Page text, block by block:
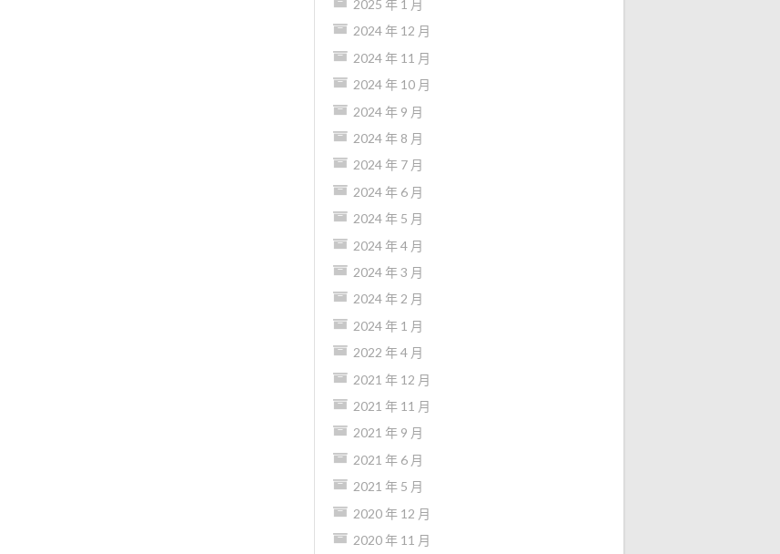
2025 年 1 月
2024 年 12 月
2024 年 11 月
2024 年 10 月
2024 年 9 月
2024 年 8 月
2024 年 7 月
2024 年 6 月
2024 年 5 月
2024 年 4 月
2024 年 3 月
2024 年 2 月
2024 年 1 月
2022 年 4 月
2021 年 12 月
2021 年 11 月
2021 年 9 月
2021 年 6 月
2021 年 5 月
2020 年 12 月
2020 年 11 月